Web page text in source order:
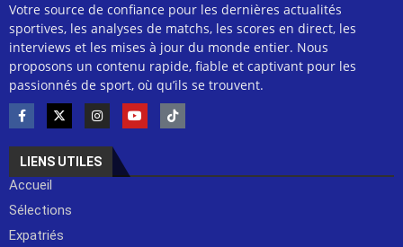
Votre source de confiance pour les dernières actualités
sportives, les analyses de matchs, les scores en direct, les
interviews et les mises à jour du monde entier. Nous
proposons un contenu rapide, fiable et captivant pour les
passionnés de sport, où qu’ils se trouvent.
LIENS UTILES
Accueil
Sélections
Expatriés